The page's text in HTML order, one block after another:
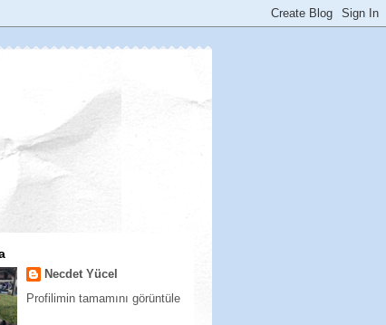
Necdet Yücel
Profilimin tamamını görüntüle